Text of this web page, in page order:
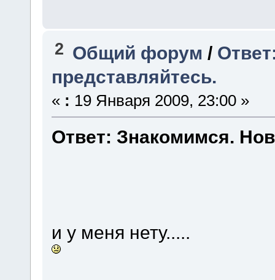
2 Общий форум /
представляйтесь.
« : 19 Января 2009, 23:00 »
Ответ: Знакомимся.
и у меня нету.....